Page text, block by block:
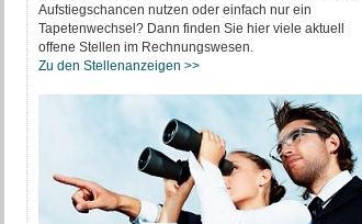
Aufstiegschancen nutzen oder einfach nur ein
Tapetenwechsel? Dann finden Sie hier viele aktuell
offene Stellen im Rechnungswesen.
Zu den Stellenanzeigen >>